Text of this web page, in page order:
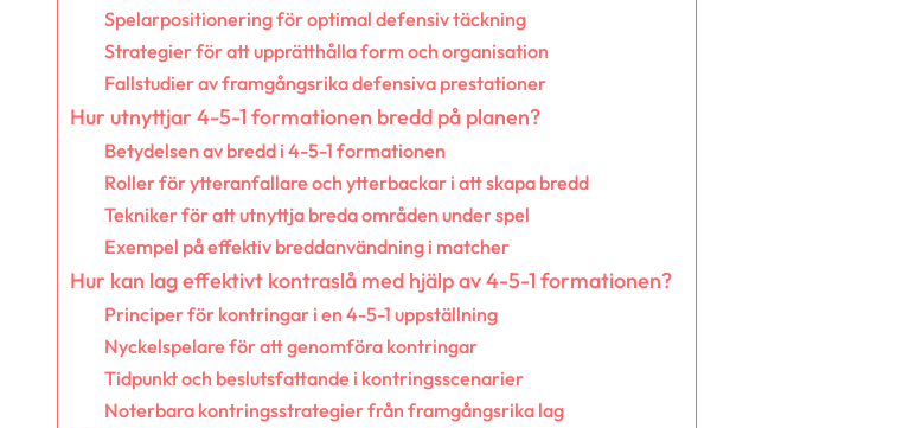
Spelarpositionering för optimal defensiv täckning
Strategier för att upprätthålla form och organisation
Fallstudier av framgångsrika defensiva prestationer
Hur utnyttjar 4-5-1 formationen bredd på planen?
Betydelsen av bredd i 4-5-1 formationen
Roller för ytteranfallare och ytterbackar i att skapa bredd
Tekniker för att utnyttja breda områden under spel
Exempel på effektiv breddanvändning i matcher
Hur kan lag effektivt kontraslå med hjälp av 4-5-1 formationen?
Principer för kontringar i en 4-5-1 uppställning
Nyckelspelare för att genomföra kontringar
Tidpunkt och beslutsfattande i kontringsscenarier
Noterbara kontringsstrategier från framgångsrika lag